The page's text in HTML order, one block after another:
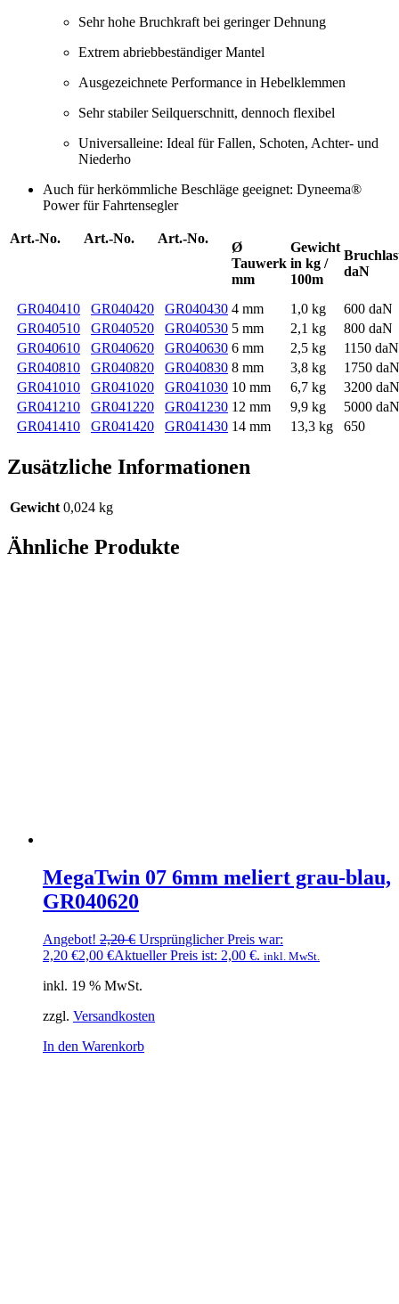
Sehr hohe Bruchkraft bei geringer Dehnung
Extrem abriebbeständiger Mantel
Ausgezeichnete Performance in Hebelklemmen
Sehr stabiler Seilquerschnitt, dennoch flexibel
Universalleine: Ideal für Fallen, Schoten, Achter- und
Niederho
Auch für herkömmliche Beschläge geeignet: Dyneema®
Power für Fahrtensegler
Art.-No. Art.-No. Art.-No.
Ø
Tauwerk
mm
Gewicht
in kg /
100m
daN
GR040410 GR040420 GR040430 4 mm 1,0 kg
600 daN
GR040510
GR040520 GR040530 5 mm 2,1 kg
800 daN
GR040610
GR040620 GR040630 6 mm 2,5 kg
1150 daN
GR040810
GR040820 GR040830 8 mm 3,8 kg
1750 daN
GR041010
GR041020 GR041030 10 mm 6,7 kg
3200 daN
GR041210
GR041220 GR041230 12 mm 9,9 kg
5000 daN
GR041410
GR041420 GR041430 14 mm 13,3 kg 650
Zusätzliche Informationen
Gewicht 0,024 kg
Ähnliche Produkte
MegaTwin 07 6mm meliert grau-blau,
GR040620
Angebot! 2,20€ Ursprünglicher Preis war:
2,20 €2,00 €Aktueller Preis ist: 2,00 €. inkl. MwSt.
inkl. 19 % MwSt.
zzgl. Versandkosten
In den Warenkorb